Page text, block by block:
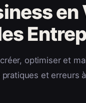
en
optimiser et
et erreurs